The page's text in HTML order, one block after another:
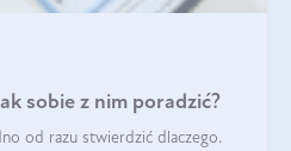
sobie z nim poradzić?
od razu stwierdzić dlaczego.